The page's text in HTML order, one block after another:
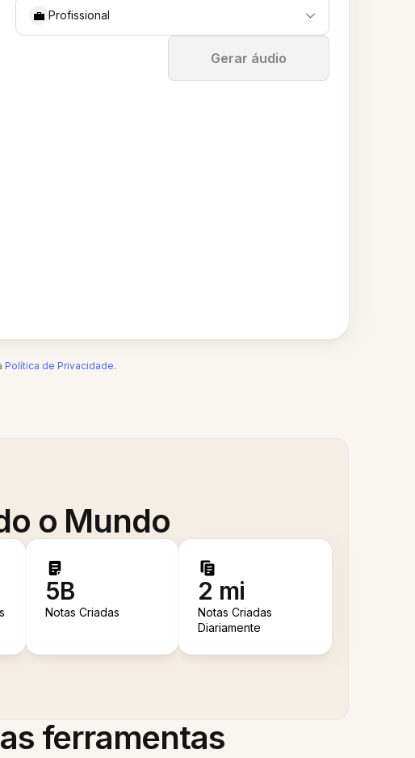
💼 Profissional
Gerar áudio
Parar
Política de Privacidade.
o Mundo
5B
Notas Criadas
2 mi
Notas Criadas
Diariamente
ferramentas